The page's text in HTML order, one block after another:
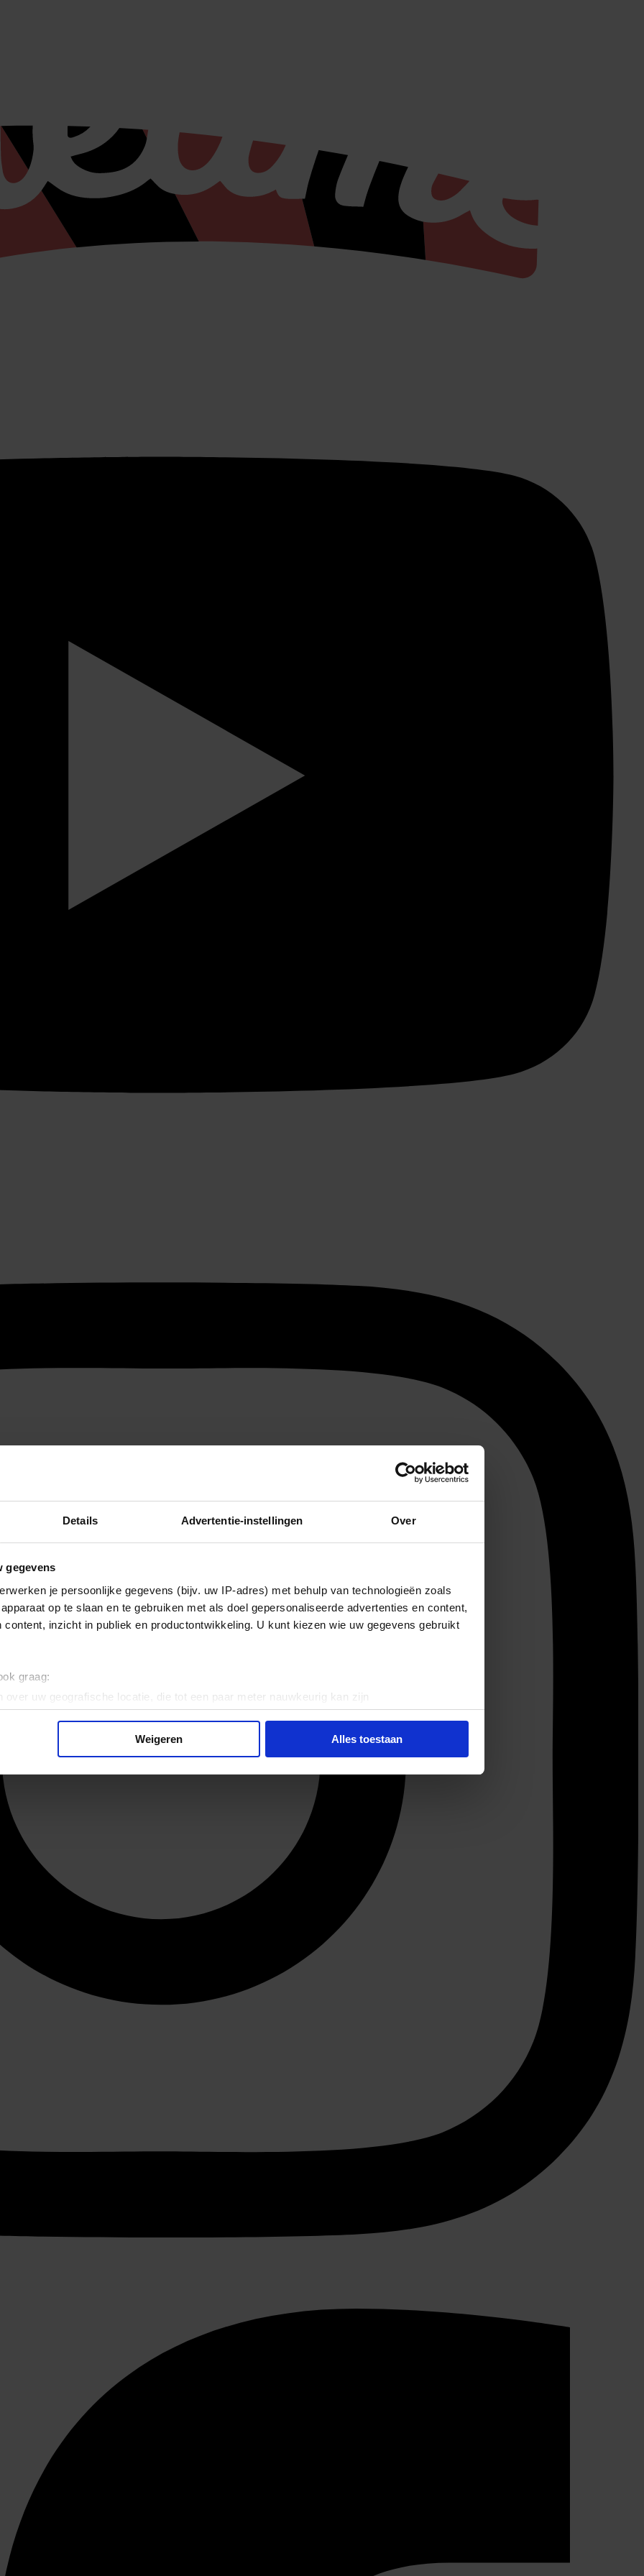
Details Advertentie-instellingen Over
gegevens
je persoonlijke gegevens (bijv. uw IP-adres) met behulp van technologieën zoals
op te slaan en te gebruiken met als doel gepersonaliseerde advertenties en content,
content, inzicht in publiek en productontwikkeling. U kunt kiezen wie uw gegevens gebruikt
graag:
over uw geografische locatie, die tot een paar meter nauwkeurig kan zijn
door het actief te scannen op specifieke eigenschappen (fingerprinting)
gegevens worden verwerkt en stel uw voorkeuren in het
detailgedeelte
en advertenties te personaliseren, om functies voor social media te bieden en om ons
Ook delen we informatie over uw gebruik van onze site met onze partners voor social
Deze partners kunnen deze gegevens combineren met andere informatie die u aan ze heeft
op basis van uw gebruik van hun services.
Weigeren Alles toestaan